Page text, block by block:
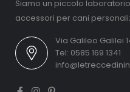
Siamo un piccolo
accessori per cani
Via Galileo Galilei
Tel: 0585 169 1341